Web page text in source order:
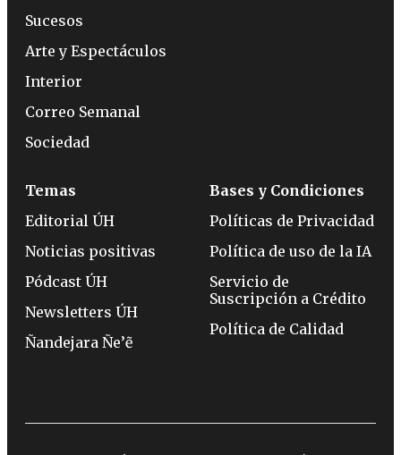
Sucesos
Arte y Espectáculos
Interior
Correo Semanal
Sociedad
Temas
Editorial ÚH
Noticias positivas
Pódcast ÚH
Newsletters ÚH
Ñandejara Ñe’ẽ
Bases y Condiciones
Políticas de Privacidad
Política de uso de la IA
Servicio de
Suscripción a Crédito
Política de Calidad